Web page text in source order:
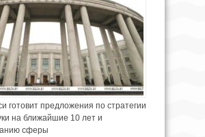
готовит предложения по стратегии
на ближайшие 10 лет и
сферы